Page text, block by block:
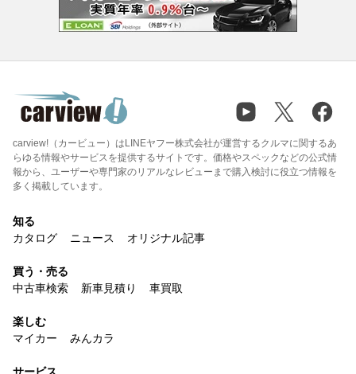
carview!（カービュー）はLINEヤフー株式会社が運営するクルマに関するあ
らゆる情報やサービスを提供するサイトです。価格やスペックなどの公式情
報から、ユーザーや専門家のリアルなレビューまで購入検討に役立つ情報を
多く掲載しています。
知る
カタログ
ニュース オリジナル記事
買う・売る
中古車検索
新車見積り 車買取
楽しむ
マイカー
みんカラ